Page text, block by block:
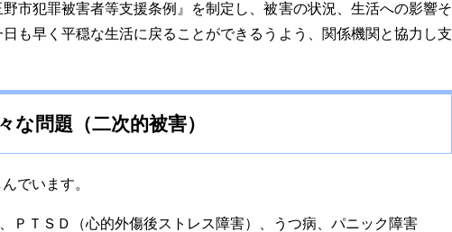
市犯罪被害者等支援条例』を制定し、被害の状況、生活への影響そ
も早く平穏な生活に戻ることができるうよう、関係機関と協力し支
な問題（二次的被害）
でいます。
ＰＴＳＤ（心的外傷後ストレス障害）、うつ病、パニック障害